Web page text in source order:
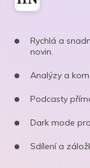
Rychlá a
novin.
Analýzy a
Podcasty
Dark mode
Sdílení a